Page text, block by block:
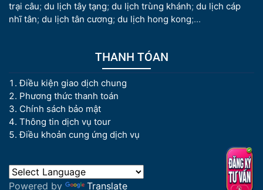
trại câu; du lịch tây tạng; du lịch trùng khánh; du lịch cáp
nhĩ tân; du lịch tân cương; du lịch hong kong;...
THANH TÓAN
Điều kiện giao dịch chung
Phương thức thanh toán
Chính sách bảo mật
Thông tin dịch vụ tour
Điều khoản cung ứng dịch vụ
Powered by Translate